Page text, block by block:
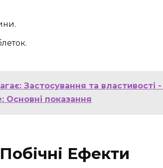
Застосування та властивості -
Основні показання
Ефекти